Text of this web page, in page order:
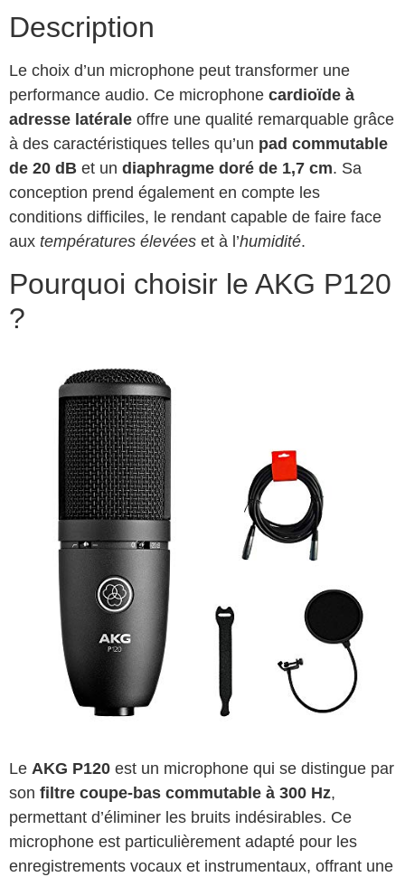
Description
Le choix d’un microphone peut transformer une
performance audio. Ce microphone cardioïde à
adresse latérale offre une qualité remarquable grâce
à des caractéristiques telles qu’un pad commutable
de 20 dB et un diaphragme doré de 1,7 cm. Sa
conception prend également en compte les
conditions difficiles, le rendant capable de faire face
aux températures élevées et à l’humidité.
Pourquoi choisir le AKG P120
?
Le AKG P120 est un microphone qui se distingue par
son filtre coupe-bas commutable à 300 Hz,
permettant d’éliminer les bruits indésirables. Ce
microphone est particulièrement adapté pour les
enregistrements vocaux et instrumentaux, offrant une